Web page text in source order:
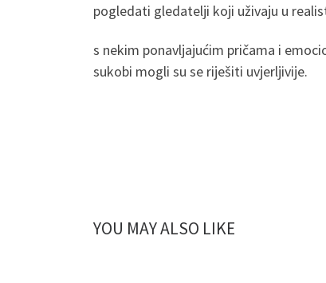
pogledati gledatelji koji uživaju u
s nekim ponavljajućim pričama i
sukobi mogli su se riješiti uvjerljivije.
YOU MAY ALSO LIKE